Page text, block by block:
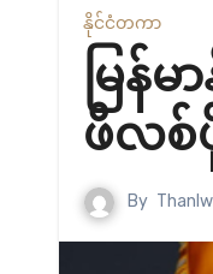
နိုင်ငံတကာ
မြန်
ဖိလစ်
By